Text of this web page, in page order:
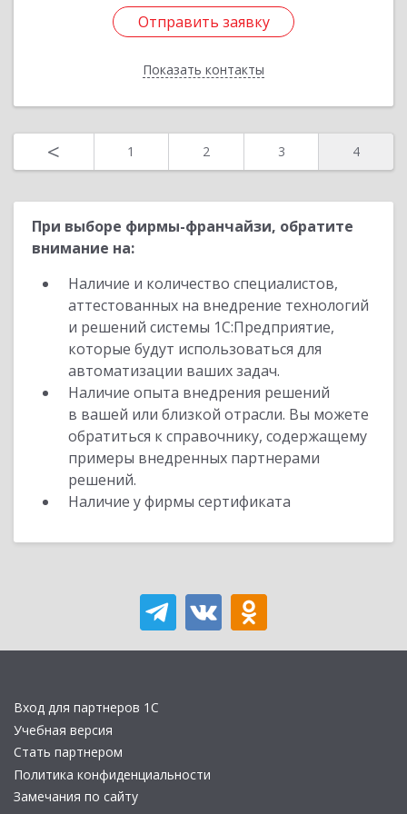
Отправить заявку
Показать контакты
дом № 17-64
< 1 2 3 4
При выборе фирмы-франчайзи, обратите
внимание на:
Наличие и количество специалистов,
аттестованных на внедрение технологий
и решений системы 1С:Предприятие,
которые будут использоваться для
автоматизации ваших задач.
Наличие опыта внедрения решений
в вашей или близкой отрасли. Вы можете
обратиться к справочнику, содержащему
примеры внедренных партнерами
решений.
Наличие у фирмы сертификата
Вход для партнеров 1С
Учебная версия
Стать партнером
Политика конфиденциальности
Замечания по сайту